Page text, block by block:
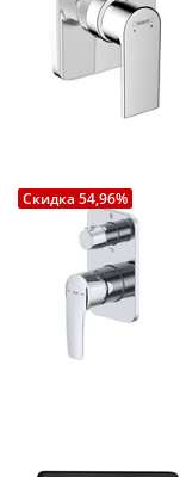
Скидка 54,96%